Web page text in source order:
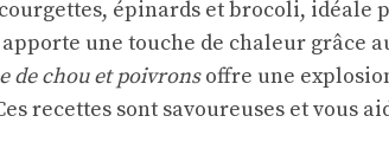
épinards et brocoli, idéale
une touche de chaleur grâce
de chou et poivronsoffre une
recettes sont savoureuses et vous